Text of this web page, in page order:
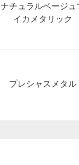
ナチュラルベージュ
イカメタリック
プレシャスメタル